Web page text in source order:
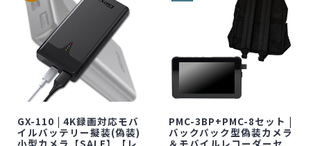
GX-110 | 4K録画対応モバ
イルバッテリー擬装(偽装)
PMC-3BP+PMC-8セット |
バックパック型偽装カメラ